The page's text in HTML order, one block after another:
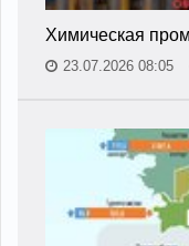
Химическая
23.07.2026 08:05